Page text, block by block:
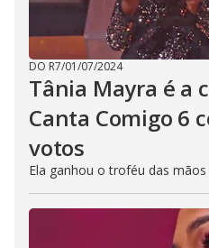
DO R7/01/07/2024
Tânia Mayra é a
Canta Comigo 6
votos
Ela ganhou o troféu das